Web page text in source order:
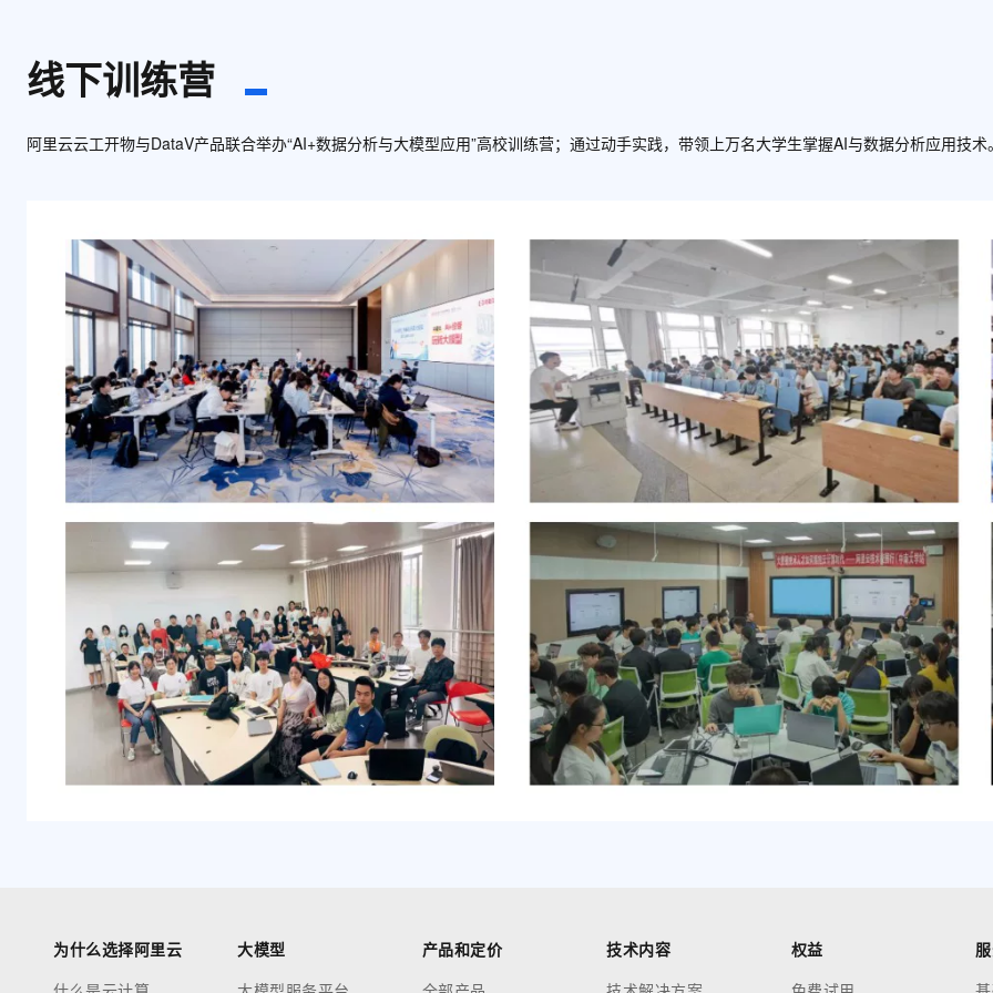
线下训练营
阿里云云工开物与DataV产品联合举办“AI+数据分析与大模型应用”高校训练营；通过动手实践，带领上万名大学生掌握AI与数据分析应用技
为什么选择阿里云
大模型
产品和定价
技术内容
权益